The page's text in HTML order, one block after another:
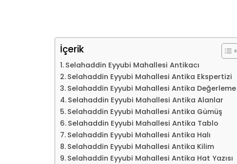
İçerik
Selahaddin Eyyubi Mahallesi Antikacı
Selahaddin Eyyubi Mahallesi Antika Ekspertizi
Selahaddin Eyyubi Mahallesi Antika Değerleme
Selahaddin Eyyubi Mahallesi Antika Alanlar
Selahaddin Eyyubi Mahallesi Antika Gümüş
Selahaddin Eyyubi Mahallesi Antika Tablo
Selahaddin Eyyubi Mahallesi Antika Halı
Selahaddin Eyyubi Mahallesi Antika Kilim
Selahaddin Eyyubi Mahallesi Antika Hat Yazısı